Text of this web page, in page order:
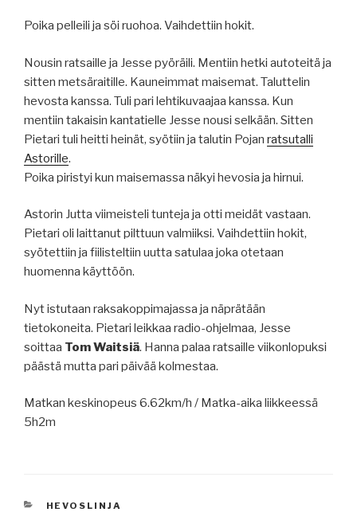
Poika pelleili ja söi ruohoa. Vaihdettiin hokit.
Nousin ratsaille ja Jesse pyöräili. Mentiin hetki autoteitä ja
sitten metsäraitille. Kauneimmat maisemat. Taluttelin
hevosta kanssa. Tuli pari lehtikuvaajaa kanssa. Kun
mentiin takaisin kantatielle Jesse nousi selkään. Sitten
Pietari tuli heitti heinät, syötiin ja talutin Pojan ratsutalli
Astorille.
Poika piristyi kun maisemassa näkyi hevosia ja hirnui.
Astorin Jutta viimeisteli tunteja ja otti meidät vastaan.
Pietari oli laittanut pilttuun valmiiksi. Vaihdettiin hokit,
syötettiin ja fiilisteltiin uutta satulaa joka otetaan
huomenna käyttöön.
Nyt istutaan raksakoppimajassa ja näprätään
tietokoneita. Pietari leikkaa radio-ohjelmaa, Jesse
soittaa Tom Waitsiä. Hanna palaa ratsaille viikonlopuksi
päästä mutta pari päivää kolmestaa.
Matkan keskinopeus 6.62km/h / Matka-aika liikkeessä
5h2m
CATEGORIES
HEVOSLINJA